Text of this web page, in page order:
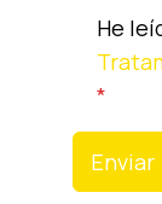
He
*
Enviar